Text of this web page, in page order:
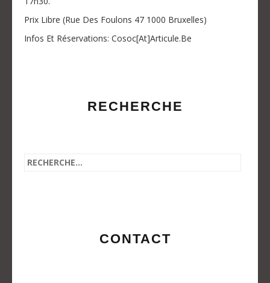
Prix Libre (Rue Des Foulons 47 1000 Bruxelles)
Infos Et Réservations: Cosoc[at]articule.be
RECHERCHE
CONTACT